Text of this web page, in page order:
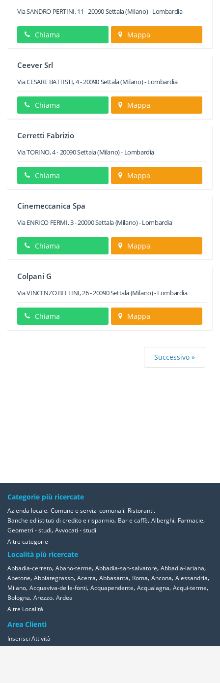
Via SANDRO PERTINI, 11 -20090Settala(Milano) -Lombardia
Chiama Mappa
Ceever Srl
Via CESARE BATTISTI, 4-20090Settala(Milano) -Lombardia
Chiama Mappa
Cerretti Fabrizio
Via TORINO, 4-20090Settala(Milano) - Lombardia
Chiama Mappa
Cinemeccanica Spa
Via ENRICO FERMI, 3-20090Settala(Milano) -Lombardia
Chiama Mappa
Colpani G
Via VINCENZO BELLINI, 26-20090Settala(Milano) -Lombardia
Chiama Mappa
Successivo »
Categorie più ricercate
Azienda locale, Comune e servizi comunali, Ristoranti,
Banche ed istituti di credito e risparmio, Bar e caffè, Alberghi, Farmacie,
Geometri - studi, Avvocati - studi
Altre categorie
Località più ricercate
Abbadia-cerreto, Abano-terme, Abbadia-san-salvatore, Abbadia-lariana,
Abetone, Abbiategrasso, Acerra, Abbasanta, Roma, Ancona, Alessandria,
Milano, Acquaviva-delle-fonti, Acquapendente, Acqualagna, Acqui-terme,
Bologna, Arezzo, Ardea
Altre Località
Area Clienti
Inserisci Attività